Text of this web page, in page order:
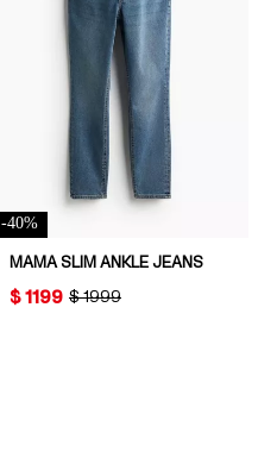
-40%
MAMA SLIM ANKLE JEANS
ORIGINAL PRICE:
$ 1999
PRICE:
$ 1199